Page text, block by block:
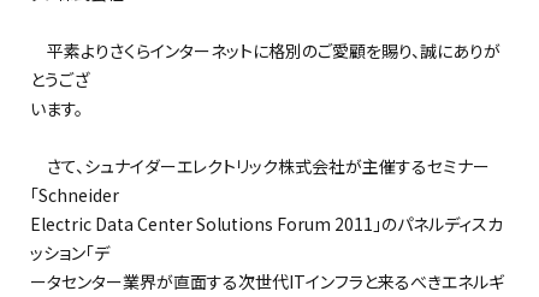
平素よりさくらインターネットに格別のご愛顧を賜り、誠にありが
とうござ
います。
さて、シュナイダーエレクトリック株式会社が主催するセミナー
「Schneider
Electric Data Center Solutions Forum 2011」のパネルディスカ
ッション「デ
ータセンター業界が直面する次世代ITインフラと来るべきエネルギ